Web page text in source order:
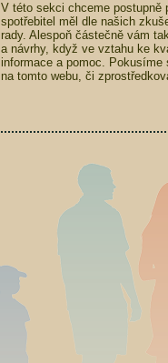
V této sekci chceme postupně
spotřebitel měl dle našich
rady. Alespoň částečně vám
a návrhy, když ve vztahu ke
informace a pomoc.
na tomto webu, či